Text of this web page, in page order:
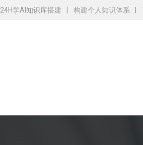
24H学AI知识库搭建 构建个人知识体系